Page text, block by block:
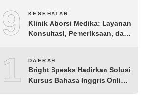
Kondusif Jelang HUT ke-81
Republik Indonesia
9 KESEHATAN
Klinik Aborsi Medika: Layanan
Konsultasi, Pemeriksaan, dan
10DAERAH
Bright Speaks Hadirkan Solusi
Kursus Bahasa Inggris Online